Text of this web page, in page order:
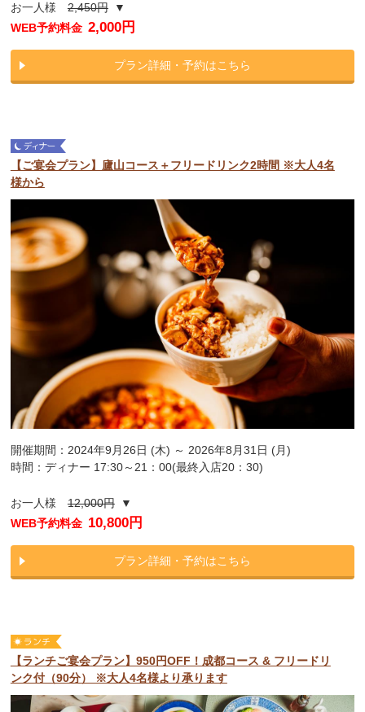
お一人様2,450円▼
WEB予約料金 2,000円
プラン詳細・予約はこちら
【ご宴会プラン】廬山コース＋フリードリンク2時間 ※大人4名
様から
開催期間：2024年9月26日 (木) ～ 2026年8月31日 (月)
時間：ディナー 17:30～21：00(最終入店20：30)
お一人様12,000円▼
WEB予約料金 10,800円
プラン詳細・予約はこちら
【ランチご宴会プラン】950円OFF！成都コース & フリードリ
ンク付（90分） ※大人4名様より承ります